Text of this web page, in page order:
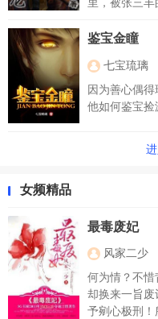
搅乱倚天屠龙
鉴宝金瞳
七宝琉璃
因为善心偶
他如何鉴宝
女频精品
最毒废妃
风家二少
何为情？不惜
却换来一旨废
予剜心极刑！